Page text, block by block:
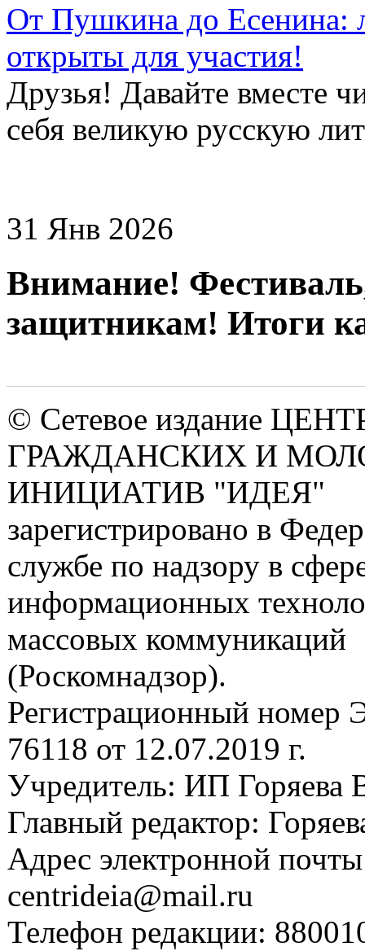
От Пушкина до Есенина:
открыты для участия!
Друзья! Давайте вместе
себя великую русскую
31 Янв 2026
Внимание!
защитникам! Итоги
© Сетевое издание
ГРАЖДАНСКИХ И
ИНИЦИАТИВ "ИДЕЯ"
зарегистрировано в
службе по надзору в
информационных
массовых коммуникаций
(Роскомнадзор).
Регистрационный
76118 от 12.07.2019 г.
Учредитель: ИП Горяева
Главный редактор:
Адрес электронной
centrideia@mail.ru
Телефон редакции: